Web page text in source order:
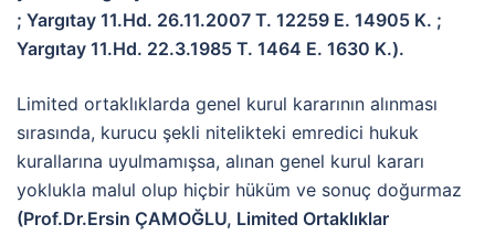
; Yargıtay 11.Hd. 26.11.2007 T. 12259 E. 14905 K. ;
Yargıtay 11.Hd. 22.3.1985 T. 1464 E. 1630 K.).
Limited ortaklıklarda genel kurul kararının alınması
sırasında, kurucu şekli nitelikteki emredici hukuk
kurallarına uyulmamışsa, alınan genel kurul kararı
yoklukla malul olup hiçbir hüküm ve sonuç doğurmaz
(Prof.Dr.Ersin ÇAMOĞLU, Limited Ortaklıklar